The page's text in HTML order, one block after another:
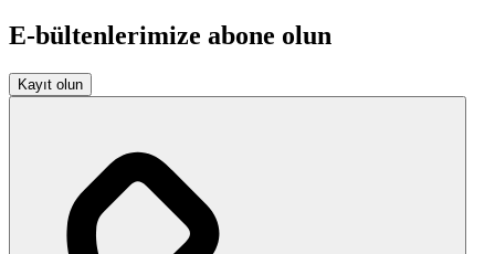
E-bültenlerimize abone olun
Kayıt olun